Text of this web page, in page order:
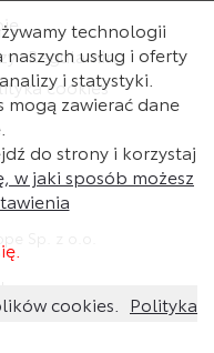
Regulamin
cookies
technologii
usług i oferty
i statystyki.
mogą zawierać dane
do strony i korzystaj
w jaki sposób możesz
cookies.
Polityka